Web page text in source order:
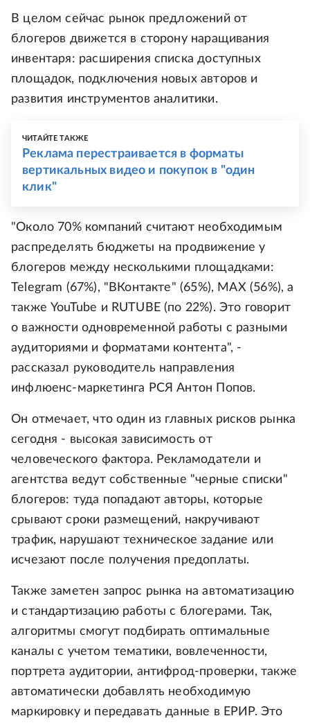
В целом сейчас рынок предложений от
блогеров движется в сторону наращивания
инвентаря: расширения списка доступных
площадок, подключения новых авторов и
развития инструментов аналитики.
ЧИТАЙТЕ ТАКЖЕ
Реклама перестраивается в форматы
вертикальных видео и покупок в "один
клик"
"Около 70% компаний считают необходимым
распределять бюджеты на продвижение у
блогеров между несколькими площадками:
Telegram (67%), "ВКонтакте" (65%), MAX (56%), а
также YouTube и RUTUBE (по 22%). Это говорит
о важности одновременной работы с разными
аудиториями и форматами контента", -
рассказал руководитель направления
инфлюенс-маркетинга РСЯ Антон Попов.
Он отмечает, что один из главных рисков рынка
сегодня - высокая зависимость от
человеческого фактора. Рекламодатели и
агентства ведут собственные "черные списки"
блогеров: туда попадают авторы, которые
срывают сроки размещений, накручивают
трафик, нарушают техническое задание или
исчезают после получения предоплаты.
Также заметен запрос рынка на автоматизацию
и стандартизацию работы с блогерами. Так,
алгоритмы смогут подбирать оптимальные
каналы с учетом тематики, вовлеченности,
портрета аудитории, антифрод-проверки, также
автоматически добавлять необходимую
маркировку и передавать данные в ЕРИР. Это